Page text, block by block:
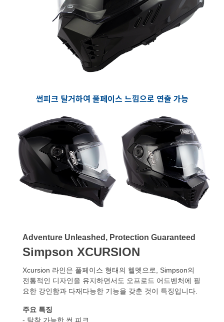
썬피크 탈거하여 풀페이스 느낌으로 연출 가능
Adventure Unleashed, Protection Guaranteed
Simpson XCURSION
Xcursion 라인은 풀페이스 형태의 헬멧으로, Simpson의
전통적인 디자인을 유지하면서도 오프로드 어드벤처에 필
요한 강인함과 다재다능한 기능을 갖춘 것이 특징입니다.
주요 특징
- 탈착 가능한 썬 피크